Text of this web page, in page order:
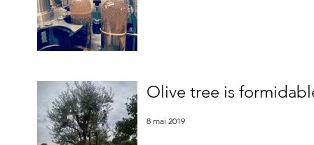
Olive tree is
8 mai 2019